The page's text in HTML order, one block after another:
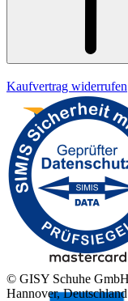
Kaufvertrag widerrufen
© GISY Schuhe
Hannover, Deutschland